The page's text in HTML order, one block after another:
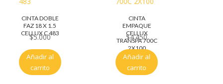
CINTA DOBLE
FAZ 18 X 1.5
CELLUX C 483
$5.000
Añadir al
carrito
CINTA
EMPAQUE
CELLUX
TRANSPA 700C
2X100
$4.450
Añadir al
carrito